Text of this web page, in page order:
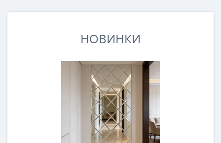
НОВИНКИ